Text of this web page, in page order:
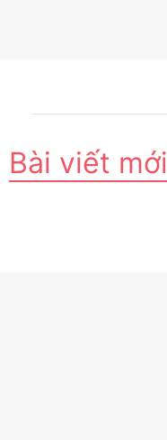
Bài viết mới